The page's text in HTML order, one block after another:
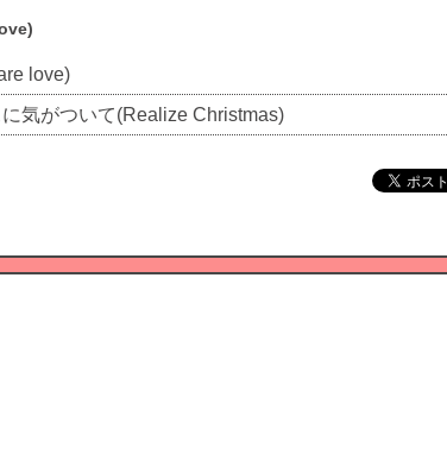
love)
気がついて(Realize Christmas)